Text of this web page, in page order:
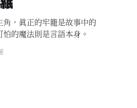
角，真正的牢籠是故事中的
的魔法則是言語本身。